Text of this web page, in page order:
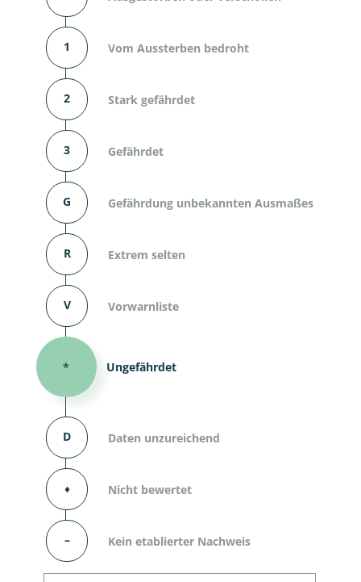
1 Vom Aussterben bedroht
2 Stark gefährdet
3 Gefährdet
G Gefährdung unbekannten Ausmaßes
R Extrem selten
V Vorwarnliste
* Ungefährdet
D Daten unzureichend
⬧ Nicht bewertet
– Kein etablierter Nachweis